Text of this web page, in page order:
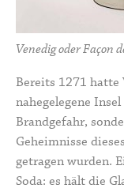
Venedig oder Façon
Bereits 1271 hatte
nahegelegene
Brandgefahr,
Geheimnisse
getragen wurden.
Soda: es hält die